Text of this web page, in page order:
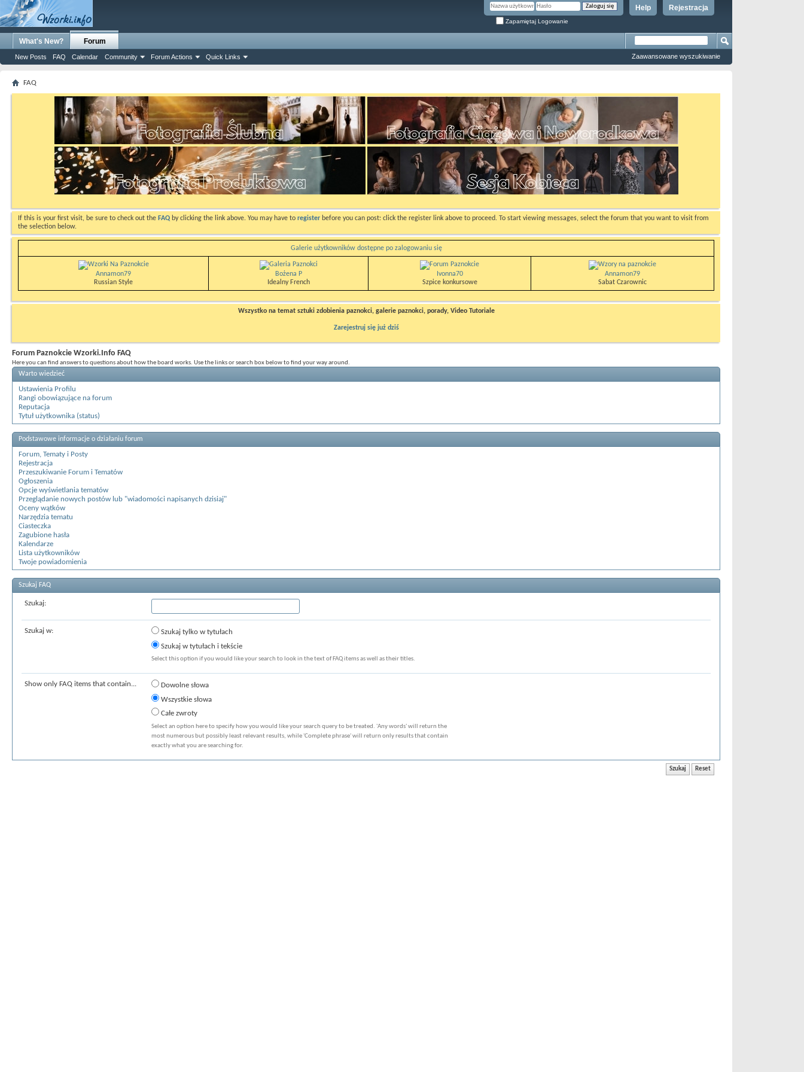
Rejestracja
Help
Zapamiętaj Logowanie
What's New? Forum
New Posts FAQ Calendar Community Forum Actions Quick Links Zaawansowane wyszukiwanie
FAQ
If this is your first visit, be sure to check out the FAQ by clicking the link above. You may have to register before you can post: click the register link above to proceed. To start viewing messages, select the forum that you want to visit from
the selection below.
Galerie użytkowników dostępne po zalogowaniu się
Annamon79
Russian Style
Bożena P
Idealny French
Ivonna70
Szpice konkursowe
Annamon79
Sabat Czarownic
Wszystko na temat sztuki zdobienia paznokci, galerie paznokci, porady, Video Tutoriale
Zarejestruj się już dziś
Forum Paznokcie Wzorki.Info FAQ
Here you can find answers to questions about how the board works. Use the links or search box below to find your way around.
Warto wiedzieć
Ustawienia Profilu
Rangi obowiązujące na forum
Reputacja
Tytuł użytkownika (status)
Podstawowe informacje o działaniu forum
Forum, Tematy i Posty
Rejestracja
Przeszukiwanie Forum i Tematów
Ogłoszenia
Opcje wyświetlania tematów
Przeglądanie nowych postów lub "wiadomości napisanych dzisiaj"
Oceny wątków
Narzędzia tematu
Ciasteczka
Zagubione hasła
Kalendarze
Lista użytkowników
Twoje powiadomienia
Szukaj FAQ
Szukaj:
Szukaj w:
Szukaj tylko w tytułach
Szukaj w tytułach i tekście
Select this option if you would like your search to look in the text of FAQ items as well as their titles.
Show only FAQ items that contain...
Dowolne słowa
Wszystkie słowa
Całe zwroty
Select an option here to specify how you would like your search query to be treated. 'Any words' will return the
most numerous but possibly least relevant results, while 'Complete phrase' will return only results that contain
exactly what you are searching for.